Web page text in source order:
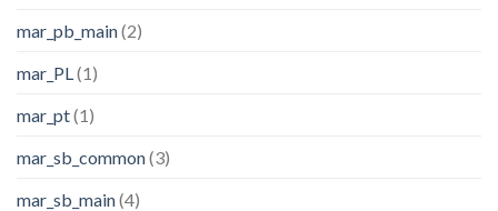
mar_pb_main(2)
mar_PL(1)
mar_pt(1)
mar_sb_common(3)
mar_sb_main(4)